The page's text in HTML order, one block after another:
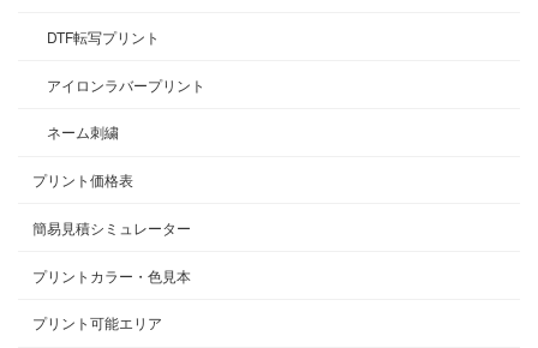
DTF転写プリント
アイロンラバープリント
ネーム刺繍
プリント価格表
簡易見積シミュレーター
プリントカラー・色見本
プリント可能エリア